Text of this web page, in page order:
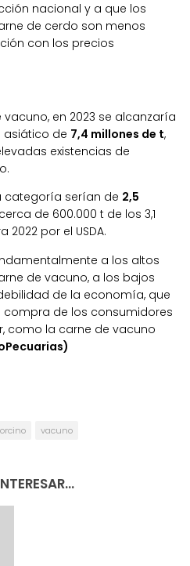
nacional y a que los
de cerdo son menos
con los precios
en 2023 se alcanzaría
asiático de 7,4 millones de t,
existencias de
categoría serían de 2,5
de 600.000 t de los 3,1
por el USDA.
a los altos
de vacuno, a los bajos
de la economía, que
de los consumidores
como la carne de vacuno
vacuno